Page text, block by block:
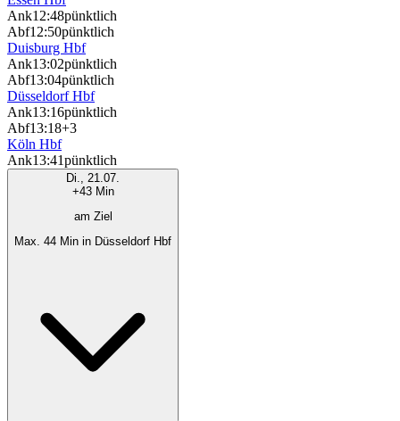
Ank12:48pünktlich
Abf12:50pünktlich
Duisburg Hbf
Ank13:02pünktlich
Abf13:04pünktlich
Düsseldorf Hbf
Ank13:16pünktlich
Abf13:18+3
Köln Hbf
Ank13:41pünktlich
Di., 21.07.
+43 Min
am Ziel
Max. 44 Min in Düsseldorf Hbf